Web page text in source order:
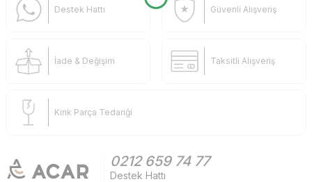
Destek Hattı Güvenli Alışveriş
İade & Değişim Taksitli Alışveriş
Kırık Parça Tedariği
0212 659 74 77
Destek Hattı